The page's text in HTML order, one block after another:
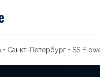
• Санкт-Петербург • SS